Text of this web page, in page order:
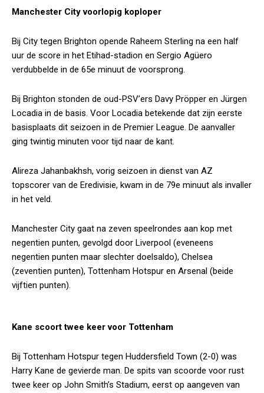
Manchester City voorlopig koploper
Bij City tegen Brighton opende Raheem Sterling na een half
uur de score in het Etihad-stadion en Sergio Agüero
verdubbelde in de 65e minuut de voorsprong.
Bij Brighton stonden de oud-PSV’ers Davy Pröpper en Jürgen
Locadia in de basis. Voor Locadia betekende dat zijn eerste
basisplaats dit seizoen in de Premier League. De aanvaller
ging twintig minuten voor tijd naar de kant.
Alireza Jahanbakhsh, vorig seizoen in dienst van AZ
topscorer van de Eredivisie, kwam in de 79e minuut als invaller
in het veld.
Manchester City gaat na zeven speelrondes aan kop met
negentien punten, gevolgd door Liverpool (eveneens
negentien punten maar slechter doelsaldo), Chelsea
(zeventien punten), Tottenham Hotspur en Arsenal (beide
vijftien punten).
Kane scoort twee keer voor Tottenham
Bij Tottenham Hotspur tegen Huddersfield Town (2-0) was
Harry Kane de gevierde man. De spits van scoorde voor rust
twee keer op John Smith’s Stadium, eerst op aangeven van